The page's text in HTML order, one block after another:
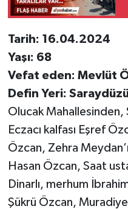
Tarih: 16.04.2024
Yaşı: 68
Vefat eden: Mevlüt
Defin Yeri:
Olucak
Eczacı kalfası Eşref
Özcan, Zehra
Hasan Özcan, Saat
Dinarlı, merhum
Şükrü Özcan,